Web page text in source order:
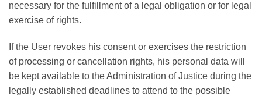
necessary for the fulfillment of a legal obligation or for legal
exercise of rights.
If the User revokes his consent or exercises the restriction
of processing or cancellation rights, his personal data will
be kept available to the Administration of Justice during the
legally established deadlines to attend to the possible